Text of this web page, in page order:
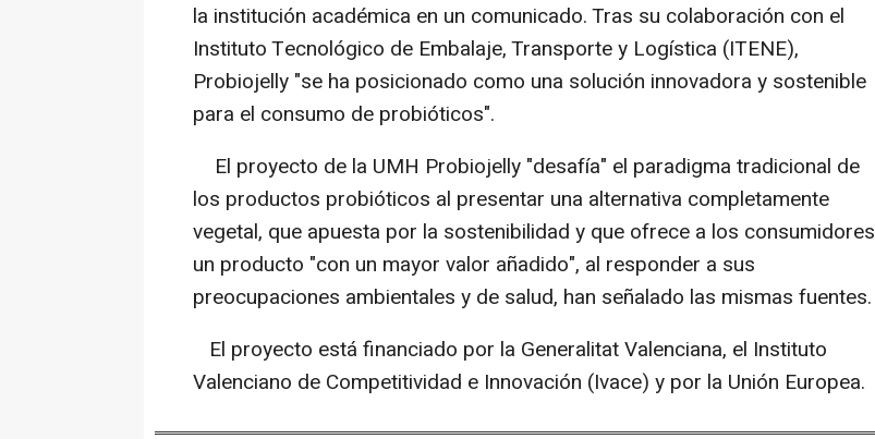
la institución académica en un comunicado. Tras su colaboración con el
Instituto Tecnológico de Embalaje, Transporte y Logística (ITENE),
Probiojelly "se ha posicionado como una solución innovadora y sostenible
para el consumo de probióticos".
El proyecto de la UMH Probiojelly "desafía" el paradigma tradicional de
los productos probióticos al presentar una alternativa completamente
vegetal, que apuesta por la sostenibilidad y que ofrece a los consumidores
un producto "con un mayor valor añadido", al responder a sus
preocupaciones ambientales y de salud, han señalado las mismas fuentes.
El proyecto está financiado por la Generalitat Valenciana, el Instituto
Valenciano de Competitividad e Innovación (Ivace) y por la Unión Europea.